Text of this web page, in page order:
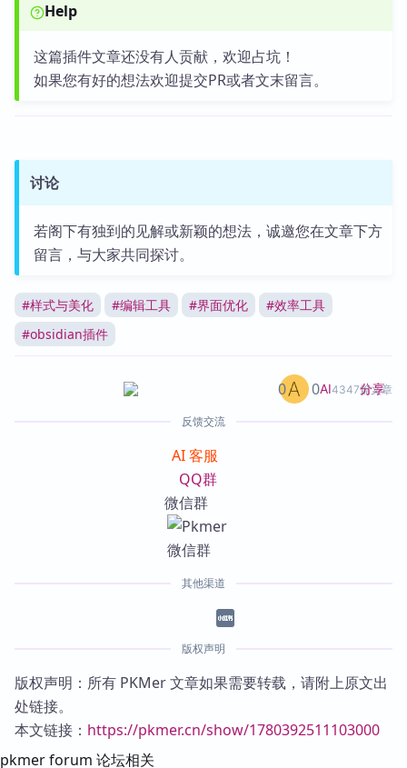
Help
这篇插件文章还没有人贡献，欢迎占坑！
如果您有好的想法欢迎提交PR或者文末留言。
讨论
若阁下有独到的见解或新颖的想法，诚邀您在文章下方
留言，与大家共同探讨。
#样式与美化 #编辑工具 #界面优化 #效率工具
#obsidian插件
AI4347篇文章
0 0 分享
反馈交流
AI 客服
QQ群
微信群
其他渠道
版权声明
版权声明：所有 PKMer 文章如果需要转载，请附上原文出
处链接。
本文链接： https://pkmer.cn/show/1780392511103000
pkmer forum 论坛相关